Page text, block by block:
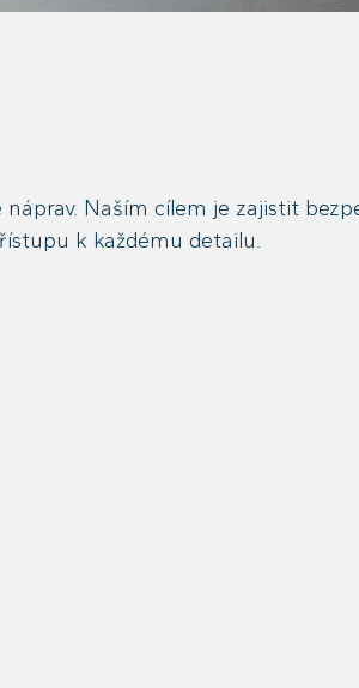
Naším cílem je zajistit
k každému detailu.